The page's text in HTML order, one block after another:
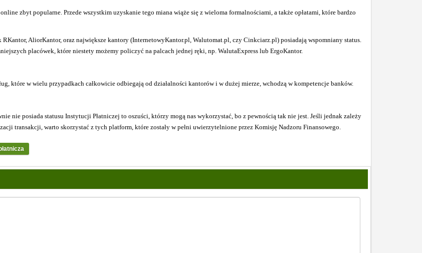
zbyt popularne. Przede wszystkim uzyskanie tego miana wiąże się z wieloma formalnościami, a także opłatami, które bardzo
AliorKantor, oraz największe kantory (InternetowyKantor.pl, Walutomat.pl, czy Cinkciarz.pl) posiadają wspomniany status.
placówek, które niestety możemy policzyć na palcach jednej ręki, np. WalutaExpress lub ErgoKantor.
które w wielu przypadkach całkowicie odbiegają od działalności kantorów i w dużej mierze, wchodzą w kompetencje banków.
nie posiada statusu Instytucji Płatniczej to oszuści, którzy mogą nas wykorzystać, bo z pewnością tak nie jest. Jeśli jednak zależy
transakcji, warto skorzystać z tych platform, które zostały w pełni uwierzytelnione przez Komisję Nadzoru Finansowego.